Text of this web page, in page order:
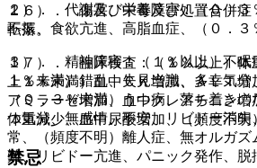
１６）． 傷害、中毒及び処置合併症
転落。
１７）． 臨床検査：（１％以上）体
上１％未満）血中ＣＫ増加、ＡＬＴ
アミラーゼ増加、血中クレアチニン増
体重減少、血中尿酸増加、（頻度不明
禁忌
２）． 代謝及び栄養障害：（０．３
不振、食欲亢進、高脂血症、（０．３
３）． 精神障害：（１％以上）不眠
１％未満）錯乱、失見当識、多幸気分
（０．３％未満）うつ病、落ち着きの
つ気分、無感情、不安、リビドー消失
常、（頻度不明）離人症、無オルガズ
難、リビドー亢進、パニック発作、脱